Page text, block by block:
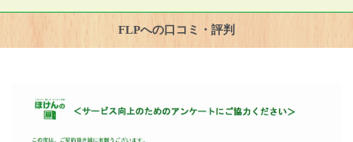
FLPへの口コミ・評判